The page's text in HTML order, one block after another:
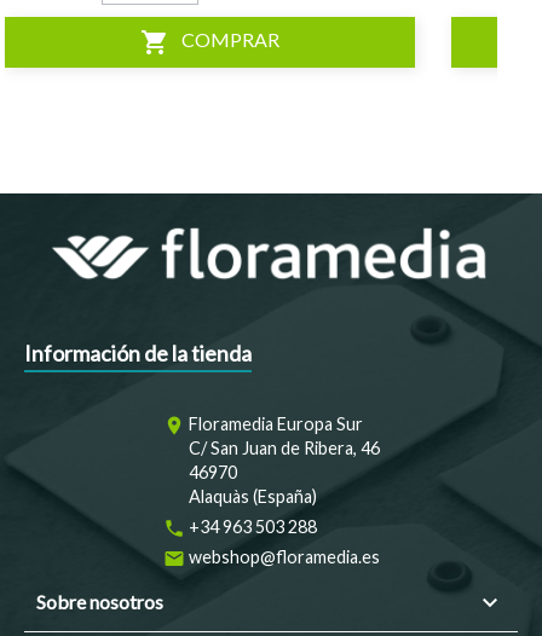
shopping_cart COMPRAR
Información de la tienda
room Floramedia Europa Sur
C/ San Juan de Ribera, 46
46970
Alaquàs (España)
phone +34 963 503 288
email webshop@floramedia.es
Sobre nosotros 